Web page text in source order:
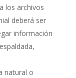
los archivos
deberá ser
información
natural o